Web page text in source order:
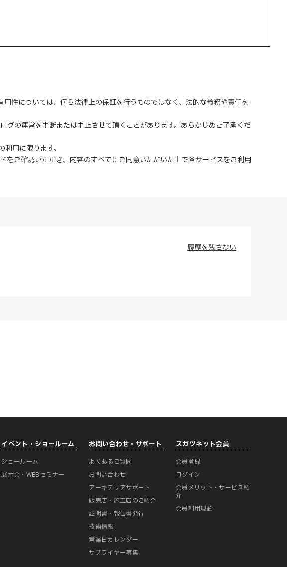
性については、何ら法律上の保証を行うものではなく、法的な義務や責任を
の運営を中断または中止させて頂くことがあります。あらかじめご了承くだ
用に限ります。
をご確認いただき、内容のすべてにご同意いただいた上で各サービスをご利用
履歴を残さない
イベント・ショールーム
ショールーム
展示会・WEBセミナー
お問い合わせ・サポート
よくあるご質問
お問い合わせ
アーキテリアサポート
販売店・施工店のご紹介
証明書・報告書発行
技術情報
営業日カレンダー
サプライヤー募集
スガツネット会員
会員登録
ログイン
会員メリット・サービス紹
介
会員利用規約